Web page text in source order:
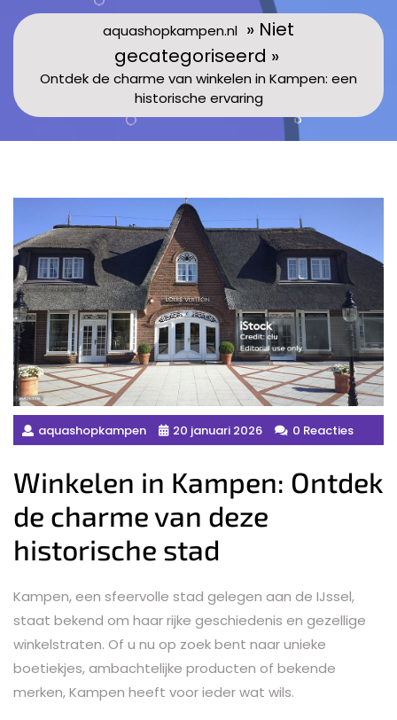
aquashopkampen.nl » Niet
gecategoriseerd »
Ontdek de charme van winkelen in Kampen: een
historische ervaring
aquashopkampen 20 januari 2026 0 Reacties
Winkelen in Kampen: Ontdek
de charme van deze
historische stad
Kampen, een sfeervolle stad gelegen aan de IJssel,
staat bekend om haar rijke geschiedenis en gezellige
winkelstraten. Of u nu op zoek bent naar unieke
boetiekjes, ambachtelijke producten of bekende
merken, Kampen heeft voor ieder wat wils.